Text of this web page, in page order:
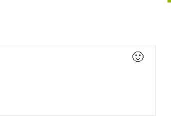
🙂